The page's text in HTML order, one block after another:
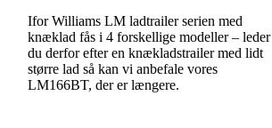
Ifor Williams LM ladtrailer serien med
knæklad fås i 4 forskellige modeller – leder
du derfor efter en knækladstrailer med lidt
større lad så kan vi anbefale vores
LM166BT, der er længere.